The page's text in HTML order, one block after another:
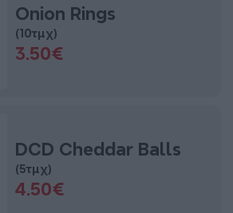
Onion Rings
(10τμχ)
3.50€
DCD Cheddar Balls
(5τμχ)
4.50€